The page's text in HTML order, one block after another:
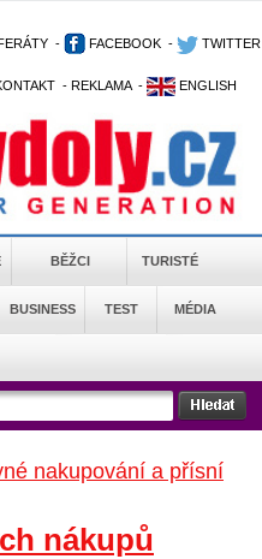
- FACEBOOK - TWITTER
- REKLAMA - ENGLISH
BĚŽCI TURISTÉ
BUSINESS TEST MÉDIA
nakupování a přísní
nákupů